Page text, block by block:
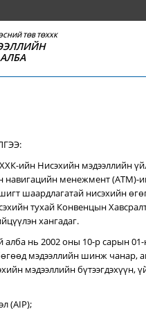
ТӨВ ТӨХХК
ийн Нисэхийн мэдээллийн
навигацийн менежмент (ATM)-
шаардлагатай нисэхийн
тухай Конвенцын
хангадаг.
алба нь 2002 оны 10-р сарын
мэдээллийн шинж чанар,
мэдээллийн бүтээгдэхүүн,
(AIP);